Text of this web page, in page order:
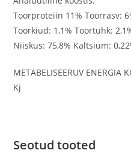
Toorproteiin 11% Toorrasv:
Toorkiud: 1,1% Toortuhk:
Niiskus: 75,8% Kaltsium:
METABELISEERUV ENERGIA
Kj
Seotud tooted